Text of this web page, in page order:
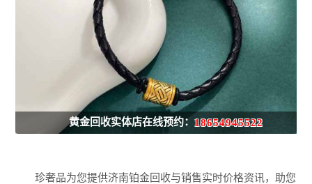
黄金回收实体店在线预约：18654945522
珍奢品为您提供济南铂金回收与销售实时价格资讯，助您